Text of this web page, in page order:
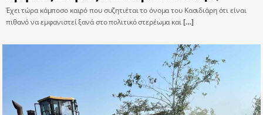
Έχει τώρα κάμποσο καιρό που συζητιέται το όνομα του Κασιδιάρη ότι είναι
πιθανό να εμφανιστεί ξανά στο πολιτικό στερέωμα και[…]